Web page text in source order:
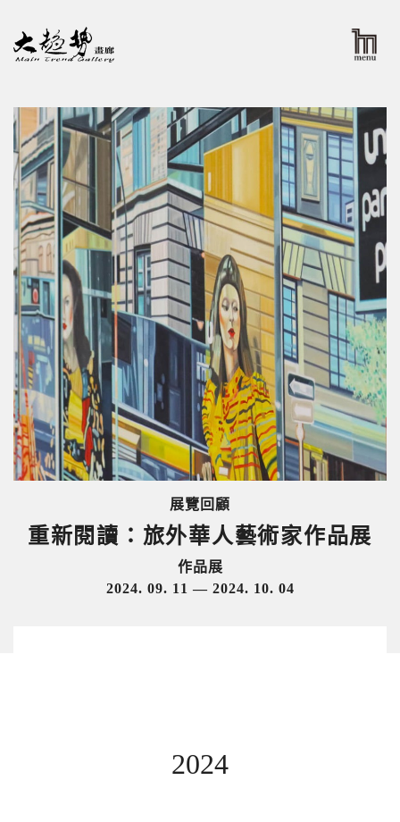
展覽回顧
重新閱讀：旅外華人藝術家作品展
作品展
2024. 09. 11 — 2024. 10. 04
2024